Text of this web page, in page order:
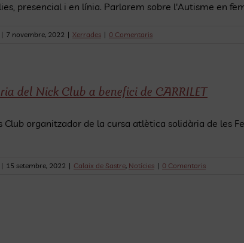
presencial i en línia. Parlarem sobre l'Autisme en
| 7 novembre, 2022 | Xerrades | 0 Comentaris
del Nick Club a benefici de CARRILET
Club organitzador de la cursa atlètica solidària de les
| 15 setembre, 2022 | Calaix de Sastre, Notícies | 0 Comentaris